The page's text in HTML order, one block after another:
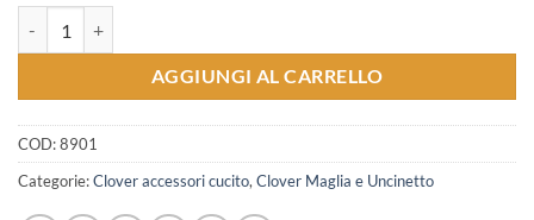
AGGIUNGI AL CARRELLO
COD:8901
Categorie:Clover accessori cucito, Clover Maglia e Uncinetto